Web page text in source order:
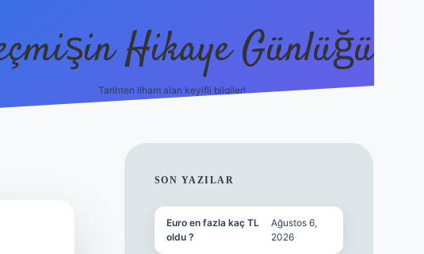
Hikaye Günlüğü
Tarihten ilham alan keyifli bilgiler!
SIDEBAR
SON YAZILAR
Euro en fazla kaç TL
oldu ?
Ağustos 6,
2026
betbox giriş